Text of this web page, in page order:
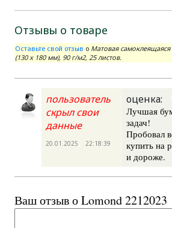
Отзывы о товаре
Оставьте свой отзыв о Матовая
(130 x 180 мм), 90 г/м2, 25 листов.
пользователь
скрыл свои
данные
20.01.2025 22:18:39
оценка:
Лучшая
задач!
Пробовал
купить на
и дороже.
Ваш отзыв о Lomond 2212023